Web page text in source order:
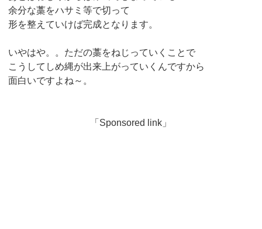
余分な藁をハサミ等で切って
形を整えていけば完成となります。
いやはや。。ただの藁をねじっていくことで
こうしてしめ縄が出来上がっていくんですから
面白いですよね～。
「Sponsored link」